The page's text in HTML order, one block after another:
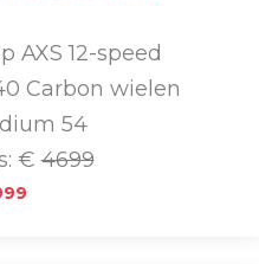
AXS 12-speed
Carbon wielen
54
€4699